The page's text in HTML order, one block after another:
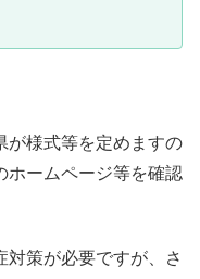
が様式等を定めますの
ホームページ等を確認
対策が必要ですが、さ